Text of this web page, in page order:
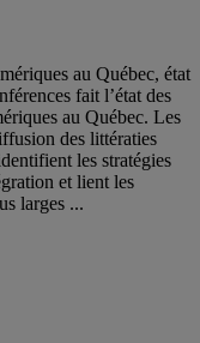
au Québec, état
fait l’état des
au Québec. Les
des littératies
les stratégies
et lient les
larges ...